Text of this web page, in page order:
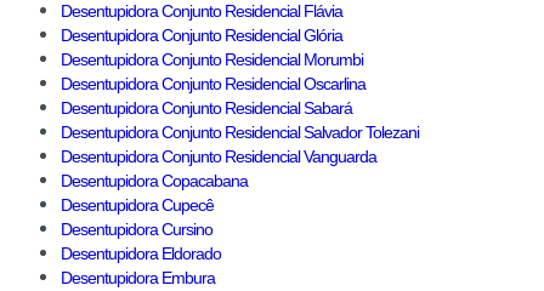
Desentupidora Conjunto Residencial Flávia
Desentupidora Conjunto Residencial Glória
Desentupidora Conjunto Residencial Morumbi
Desentupidora Conjunto Residencial Oscarlina
Desentupidora Conjunto Residencial Sabará
Desentupidora Conjunto Residencial Salvador Tolezani
Desentupidora Conjunto Residencial Vanguarda
Desentupidora Copacabana
Desentupidora Cupecê
Desentupidora Cursino
Desentupidora Eldorado
Desentupidora Embura